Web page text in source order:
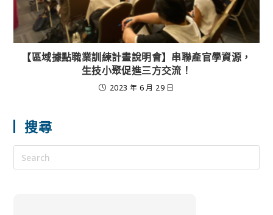
【區域據點職業訓練計畫說明會】串聯產官學資源，
生技小聚促進三方交流！
2023 年 6 月 29 日
搜尋